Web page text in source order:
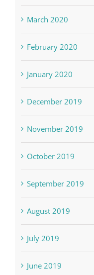
March 2020
February 2020
January 2020
December 2019
November 2019
October 2019
September 2019
August 2019
July 2019
June 2019